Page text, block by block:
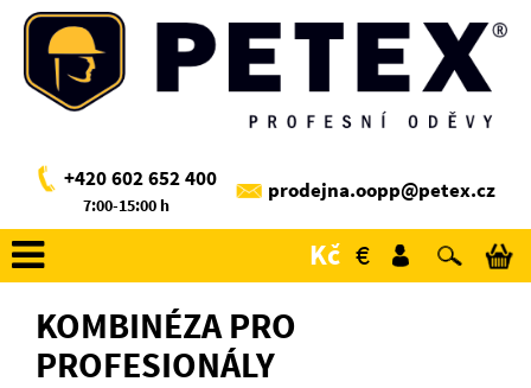
+420 602 652 400
7:00-15:00 h
prodejna.oopp@petex.cz
Kč €
KOMBINÉZA PRO
PROFESIONÁLY